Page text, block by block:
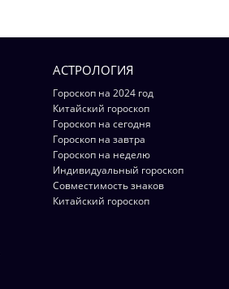
АСТРОЛОГИЯ
Гороскоп на 2024 год
Китайский гороскоп
Гороскоп на сегодня
Гороскоп на завтра
Гороскоп на неделю
Индивидуальный гороскоп
Совместимость знаков
Китайский гороскоп